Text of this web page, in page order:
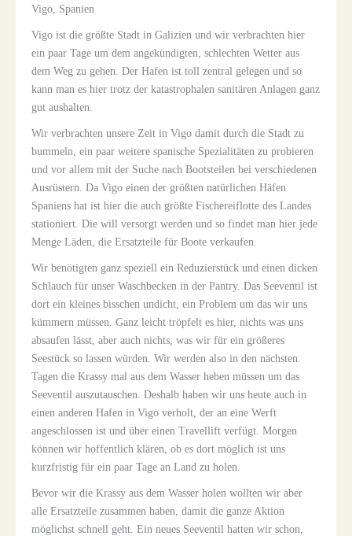
Vigo, Spanien
Vigo ist die größte Stadt in Galizien und wir verbrachten hier
ein paar Tage um dem angekündigten, schlechten Wetter aus
dem Weg zu gehen. Der Hafen ist toll zentral gelegen und so
kann man es hier trotz der katastrophalen sanitären Anlagen ganz
gut aushalten.
Wir verbrachten unsere Zeit in Vigo damit durch die Stadt zu
bummeln, ein paar weitere spanische Spezialitäten zu probieren
und vor allem mit der Suche nach Bootsteilen bei verschiedenen
Ausrüstern. Da Vigo einen der größten natürlichen Häfen
Spaniens hat ist hier die auch größte Fischereiflotte des Landes
stationiert. Die will versorgt werden und so findet man hier jede
Menge Läden, die Ersatzteile für Boote verkaufen.
Wir benötigten ganz speziell ein Reduzierstück und einen dicken
Schlauch für unser Waschbecken in der Pantry. Das Seeventil ist
dort ein kleines bisschen undicht, ein Problem um das wir uns
kümmern müssen. Ganz leicht tröpfelt es hier, nichts was uns
absaufen lässt, aber auch nichts, was wir für ein größeres
Seestück so lassen würden. Wir werden also in den nächsten
Tagen die Krassy mal aus dem Wasser heben müssen um das
Seeventil auszutauschen. Deshalb haben wir uns heute auch in
einen anderen Hafen in Vigo verholt, der an eine Werft
angeschlossen ist und über einen Travellift verfügt. Morgen
können wir hoffentlich klären, ob es dort möglich ist uns
kurzfristig für ein paar Tage an Land zu holen.
Bevor wir die Krassy aus dem Wasser holen wollten wir aber
alle Ersatzteile zusammen haben, damit die ganze Aktion
möglichst schnell geht. Ein neues Seeventil hatten wir schon,